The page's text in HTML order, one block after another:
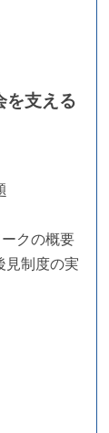
支える
クの概要
見制度の実